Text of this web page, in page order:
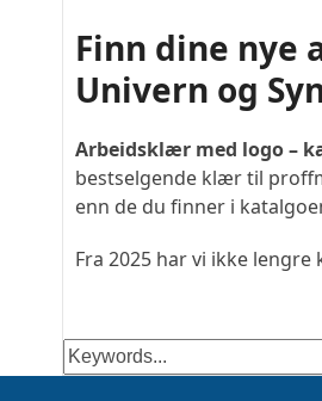
Finn dine nye
Univern og
Arbeidsklær med logo –
bestselgende klær til
enn de du finner i
Fra 2025 har vi ikke
Keywords...